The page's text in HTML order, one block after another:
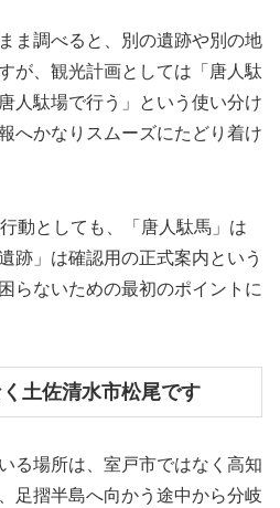
ま調べると、別の遺跡や別の地
が、観光計画としては「唐人駄
人駄場で行う」という使い分け
へかなりスムーズにたどり着け
動としても、「唐人駄馬」は
跡」は確認用の正式案内という
らないための最初のポイントに
土佐清水市松尾です
る場所は、室戸市ではなく高知
足摺半島へ向かう途中から分岐